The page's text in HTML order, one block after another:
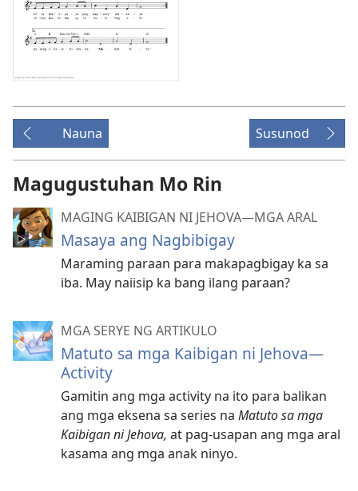
Nauna Susunod
Magugustuhan Mo Rin
MAGING KAIBIGAN NI JEHOVA—MGA ARAL
Masaya ang Nagbibigay
Maraming paraan para makapagbigay ka sa
iba. May naiisip ka bang ilang paraan?
MGA SERYE NG ARTIKULO
Matuto sa mga Kaibigan ni Jehova—
Activity
Gamitin ang mga activity na ito para balikan
ang mga eksena sa series na Matuto sa mga
Kaibigan ni Jehova, at pag-usapan ang mga aral
kasama ang mga anak ninyo.